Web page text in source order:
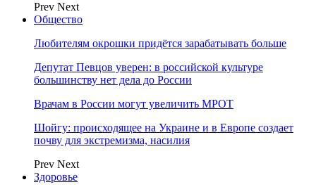
Prev Next
Общество
Любителям окрошки придётся зарабатывать больше
Депутат Певцов уверен: в российской культуре
большинству нет дела до России
Врачам в России могут увеличить МРОТ
Шойгу: происходящее на Украине и в Европе создает
почву для экстремизма, насилия
Prev Next
Здоровье